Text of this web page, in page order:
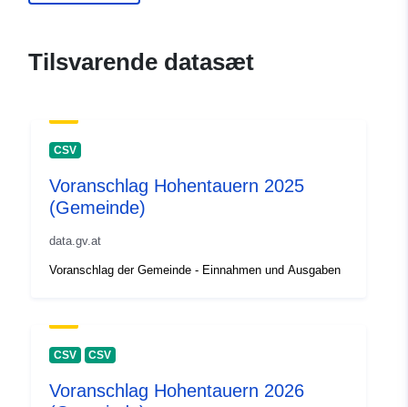
Tilsvarende datasæt
CSV
Voranschlag Hohentauern 2025
(Gemeinde)
data.gv.at
Voranschlag der Gemeinde - Einnahmen und Ausgaben
CSV CSV
Voranschlag Hohentauern 2026